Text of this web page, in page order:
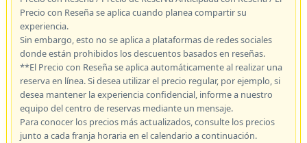
Precio con Reseña se aplica cuando planea compartir su
experiencia.
Sin embargo, esto no se aplica a plataformas de redes sociales
donde están prohibidos los descuentos basados en reseñas.
**El Precio con Reseña se aplica automáticamente al realizar una
reserva en línea. Si desea utilizar el precio regular, por ejemplo, si
desea mantener la experiencia confidencial, informe a nuestro
equipo del centro de reservas mediante un mensaje.
Para conocer los precios más actualizados, consulte los precios
junto a cada franja horaria en el calendario a continuación.